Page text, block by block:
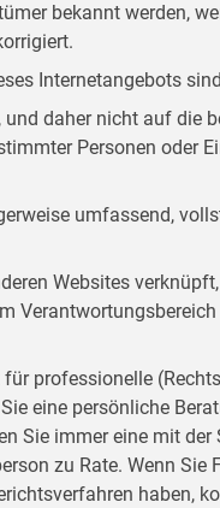
bekannt werden,
Internetangebots
und daher nicht auf die
Personen oder
umfassend,
Websites
professionelle
eine persönliche
Sie immer eine mit der
zu Rate. Wenn Sie
haben,